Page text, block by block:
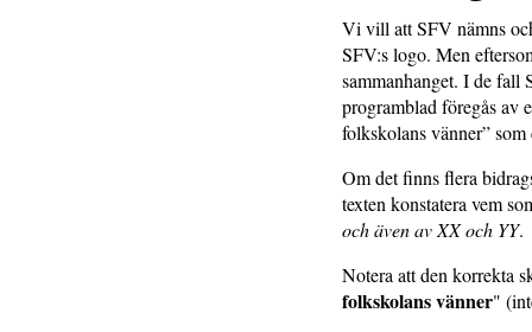
Vi vill att SFV nämns
SFV:s logo. Men
sammanhanget. I de fall
programblad föregås av
folkskolans vänner”
Om det finns flera
texten konstatera vem
och även av XX och YY.
Notera att den korrekta
folkskolans vänner"